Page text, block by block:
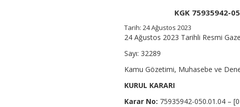
KGK 75935942-
Tarih: 24 Ağustos 2023
24 Ağustos 2023 Tarihli Resmi
Sayı: 32289
Kamu Gözetimi, Muhasebe ve
KURUL KARARI
Karar No: 75935942-050.01.04 –